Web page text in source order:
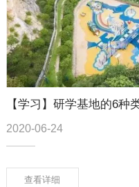
【学习】研学基地的6种
2020-06-24
查看详细